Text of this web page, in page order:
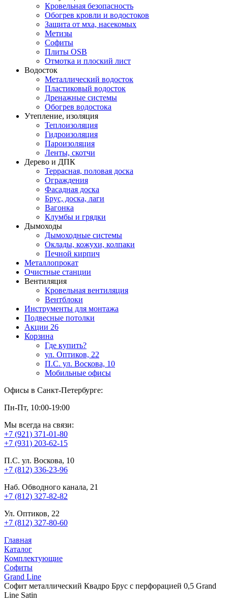
Кровельная безопасность
Обогрев кровли и водостоков
Защита от мха, насекомых
Метизы
Софиты
Плиты OSB
Отмотка и плоский лист
Водосток
Металлический водосток
Пластиковый водосток
Дренажные системы
Обогрев водостока
Утепление, изоляция
Теплоизоляция
Гидроизоляция
Пароизоляция
Ленты, скотчи
Дерево и ДПК
Террасная, половая доска
Ограждения
Фасадная доска
Брус, доска, лаги
Вагонка
Клумбы и грядки
Дымоходы
Дымоходные системы
Оклады, кожухи, колпаки
Печной кирпич
Металлопрокат
Очистные станции
Вентиляция
Кровельная вентиляция
Вентблоки
Инструменты для монтажа
Подвесные потолки
Акции 26
Корзина
Где купить?
ул. Оптиков, 22
П.С. ул. Воскова, 10
Мобильные офисы
Офисы в Санкт-Петербурге:
Пн-Пт, 10:00-19:00
Мы всегда на связи:
+7 (921) 371-01-80
+7 (931) 203-62-15
П.С. ул. Воскова, 10
+7 (812) 336-23-96
Наб. Обводного канала, 21
+7 (812) 327-82-82
Ул. Оптиков, 22
+7 (812) 327-80-60
Главная
Каталог
Комплектующие
Софиты
Grand Line
Софит металлический Квадро Брус с перфорацией 0,5 Grand
Line Satin